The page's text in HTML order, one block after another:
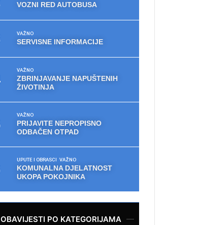
VOZNI RED AUTOBUSA
VAŽNO
SERVISNE INFORMACIJE
VAŽNO
ZBRINJAVANJE NAPUŠTENIH
ŽIVOTINJA
VAŽNO
PRIJAVITE NEPROPISNO
ODBAČEN OTPAD
UPUTE I OBRASCI VAŽNO
KOMUNALNA DJELATNOST
UKOPA POKOJNIKA
OBAVIJESTI PO KATEGORIJAMA